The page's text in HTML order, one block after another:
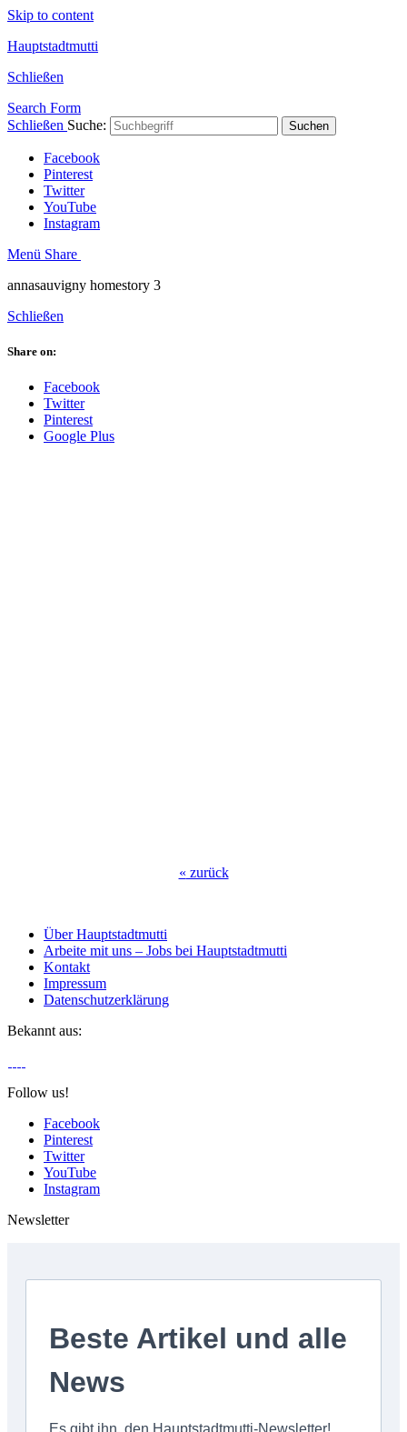
Skip to content
Hauptstadtmutti
Schließen
Search Form
Schließen Suche: Suchen
Facebook
Pinterest
Twitter
YouTube
Instagram
Menü Share
annasauvigny homestory 3
Schließen
Share on:
Facebook
Twitter
Pinterest
Google Plus
« zurück
Über Hauptstadtmutti
Arbeite mit uns – Jobs bei Hauptstadtmutti
Kontakt
Impressum
Datenschutzerklärung
Bekannt aus:
Follow us!
Facebook
Pinterest
Twitter
YouTube
Instagram
Newsletter